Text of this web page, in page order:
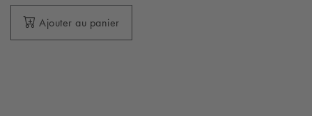
Ajouter au panier